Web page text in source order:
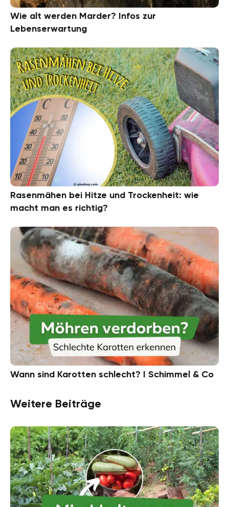
Wie alt werden Marder? Infos zur
Lebenserwartung
Rasenmähen bei Hitze und Trockenheit: wie
macht man es richtig?
Wann sind Karotten schlecht? I Schimmel & Co
Weitere Beiträge